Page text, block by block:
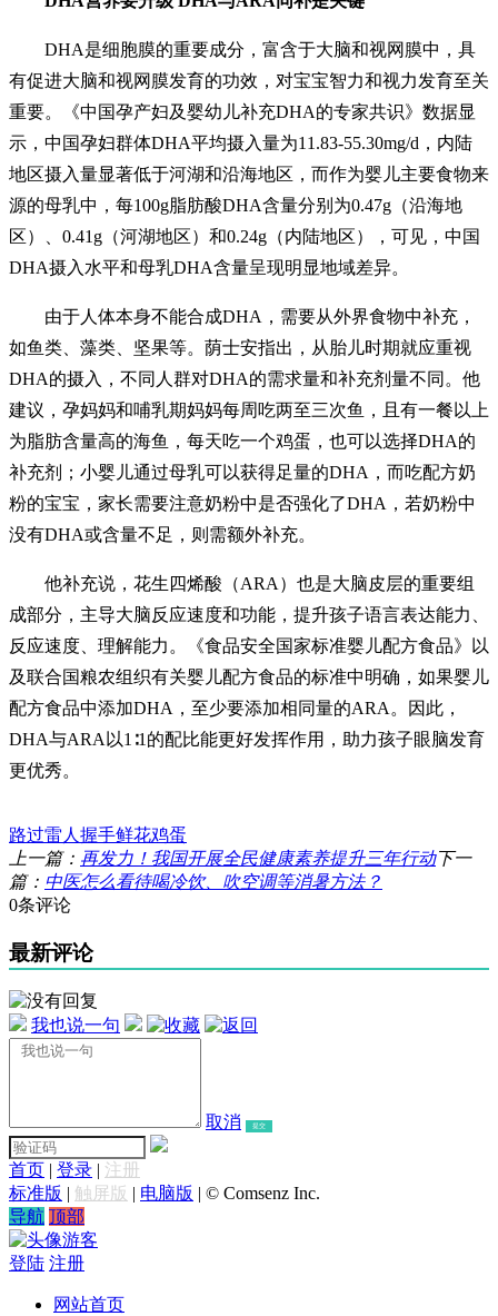
DHA是细胞膜的重要成分，富含于大脑和视网膜中，具
有促进大脑和视网膜发育的功效，对宝宝智力和视力发育至关
重要。《中国孕产妇及婴幼儿补充DHA的专家共识》数据显
示，中国孕妇群体DHA平均摄入量为11.83-55.30mg/d，内陆
地区摄入量显著低于河湖和沿海地区，而作为婴儿主要食物来
源的母乳中，每100g脂肪酸DHA含量分别为0.47g（沿海地
区）、0.41g（河湖地区）和0.24g（内陆地区），可见，中国
DHA摄入水平和母乳DHA含量呈现明显地域差异。
由于人体本身不能合成DHA，需要从外界食物中补充，
如鱼类、藻类、坚果等。荫士安指出，从胎儿时期就应重视
DHA的摄入，不同人群对DHA的需求量和补充剂量不同。他
建议，孕妈妈和哺乳期妈妈每周吃两至三次鱼，且有一餐以上
为脂肪含量高的海鱼，每天吃一个鸡蛋，也可以选择DHA的
补充剂；小婴儿通过母乳可以获得足量的DHA，而吃配方奶
粉的宝宝，家长需要注意奶粉中是否强化了DHA，若奶粉中
没有DHA或含量不足，则需额外补充。
他补充说，花生四烯酸（ARA）也是大脑皮层的重要组
成部分，主导大脑反应速度和功能，提升孩子语言表达能力、
反应速度、理解能力。《食品安全国家标准婴儿配方食品》以
及联合国粮农组织有关婴儿配方食品的标准中明确，如果婴儿
配方食品中添加DHA，至少要添加相同量的ARA。因此，
DHA与ARA以1∶1的配比能更好发挥作用，助力孩子眼脑发育
更优秀。
路过雷人 握手鲜花鸡蛋
上一篇： 再发力！我国开展全民健康素养提升三年行动下一
篇： 中医怎么看待喝冷饮、吹空调等消暑方法？
0条评论
最新评论
我也说一句
取消 提交
首页 | 登录 | 注册
标准版 | 触屏版 | 电脑版 | © Comsenz Inc.
导航 顶部
游客
登陆 注册
网站首页